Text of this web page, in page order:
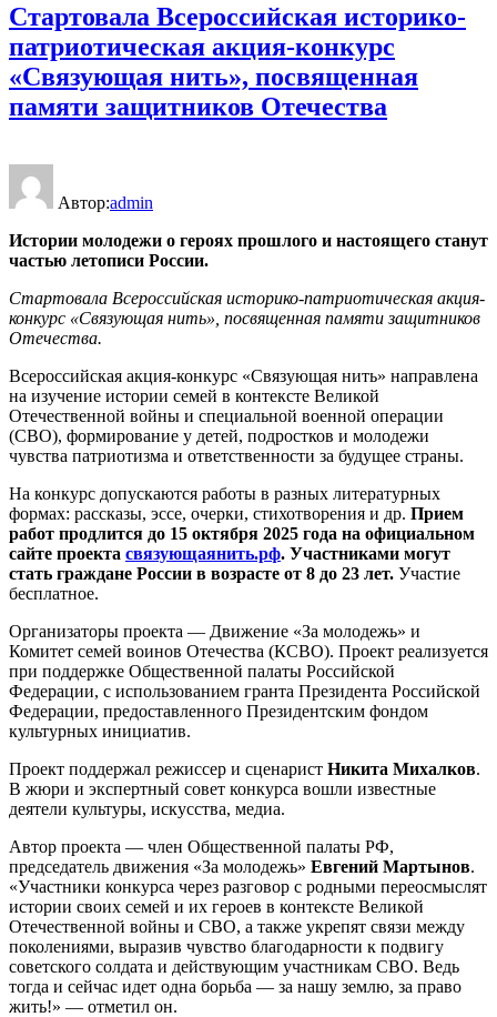
Стартовала Всероссийская историко-
патриотическая акция-конкурс
«Связующая нить», посвященная
памяти защитников Отечества
Автор:admin
Истории молодежи о героях прошлого и настоящего станут
частью летописи России.
Стартовала Всероссийская историко-патриотическая акция-
конкурс «Связующая нить», посвященная памяти защитников
Отечества.
Всероссийская акция-конкурс «Связующая нить» направлена
на изучение истории семей в контексте Великой
Отечественной войны и специальной военной операции
(СВО), формирование у детей, подростков и молодежи
чувства патриотизма и ответственности за будущее страны.
На конкурс допускаются работы в разных литературных
формах: рассказы, эссе, очерки, стихотворения и др. Прием
работ продлится до 15 октября 2025 года на официальном
сайте проекта связующаянить.рф. Участниками могут
стать граждане России в возрасте от 8 до 23 лет. Участие
бесплатное.
Организаторы проекта — Движение «За молодежь» и
Комитет семей воинов Отечества (КСВО). Проект реализуется
при поддержке Общественной палаты Российской
Федерации, с использованием гранта Президента Российской
Федерации, предоставленного Президентским фондом
культурных инициатив.
Проект поддержал режиссер и сценарист Никита Михалков.
В жюри и экспертный совет конкурса вошли известные
деятели культуры, искусства, медиа.
Автор проекта — член Общественной палаты РФ,
председатель движения «За молодежь» Евгений Мартынов.
«Участники конкурса через разговор с родными переосмыслят
истории своих семей и их героев в контексте Великой
Отечественной войны и СВО, а также укрепят связи между
поколениями, выразив чувство благодарности к подвигу
советского солдата и действующим участникам СВО. Ведь
тогда и сейчас идет одна борьба — за нашу землю, за право
жить!» — отметил он.